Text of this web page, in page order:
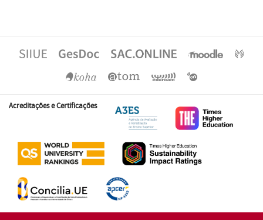
Acreditações e Certificações